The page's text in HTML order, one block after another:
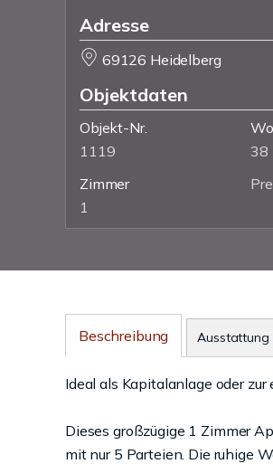
Adresse
69126 Heidelberg
Objektdaten
Objekt-Nr.
1119
38
Zimmer
1
Beschreibung Ausstattung
Ideal als Kapitalanlage oder zur
Dieses großzügige 1 Zimmer
mit nur 5 Parteien. Die ruhige